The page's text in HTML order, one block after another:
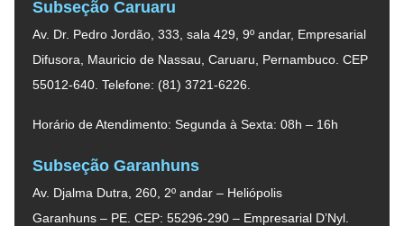
Subseção Caruaru
Av. Dr. Pedro Jordão, 333, sala 429, 9º andar, Empresarial
Difusora, Mauricio de Nassau, Caruaru, Pernambuco. CEP
55012-640. Telefone: (81) 3721-6226.
Horário de Atendimento: Segunda à Sexta: 08h – 16h
Subseção Garanhuns
Av. Djalma Dutra, 260, 2º andar – Heliópolis
Garanhuns – PE. CEP: 55296-290 – Empresarial D’Nyl.